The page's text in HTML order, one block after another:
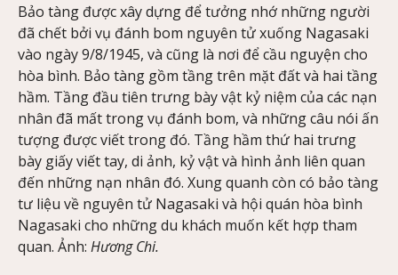
Bảo tàng được xây dựng để tưởng nhớ những người
đã chết bởi vụ đánh bom nguyên tử xuống Nagasaki
vào ngày 9/8/1945, và cũng là nơi để cầu nguyện cho
hòa bình. Bảo tàng gồm tầng trên mặt đất và hai tầng
hầm. Tầng đầu tiên trưng bày vật kỷ niệm của các nạn
nhân đã mất trong vụ đánh bom, và những câu nói ấn
tượng được viết trong đó. Tầng hầm thứ hai trưng
bày giấy viết tay, di ảnh, kỷ vật và hình ảnh liên quan
đến những nạn nhân đó. Xung quanh còn có bảo tàng
tư liệu về nguyên tử Nagasaki và hội quán hòa bình
Nagasaki cho những du khách muốn kết hợp tham
quan. Ảnh: Hương Chi.